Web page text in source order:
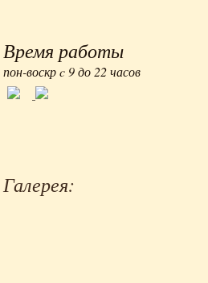
Время работы
пон-воскр c 9 до 22 часов
Галерея: